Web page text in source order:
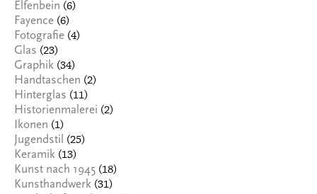
Elfenbein (6)
Fayence (6)
Fotografie (4)
Glas (23)
Graphik (34)
Handtaschen (2)
Hinterglas (11)
Historienmalerei (2)
Ikonen (1)
Jugendstil (25)
Keramik (13)
Kunst nach 1945 (18)
Kunsthandwerk (31)